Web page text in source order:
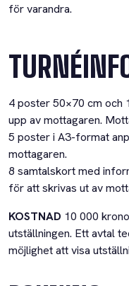
för varandra.
4 poster 50×70 cm och
upp av mottagaren.
5 poster i A3-format
mottagaren.
8 samtalskort med
för att skrivas ut av
KOSTNAD 10 000
utställningen. Ett avtal
möjlighet att visa